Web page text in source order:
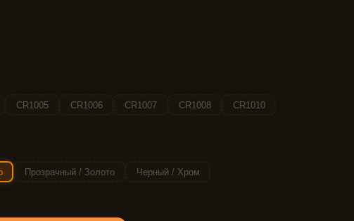
CR1005 CR1006 CR1007 CR1008
CR1010
Прозрачный / Золото
Черный / Хром